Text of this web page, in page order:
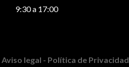
9:30 a 17:00
Aviso legal - Política de Privacidad